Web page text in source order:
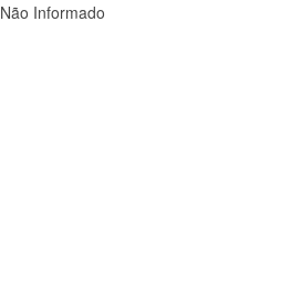
Não Informado